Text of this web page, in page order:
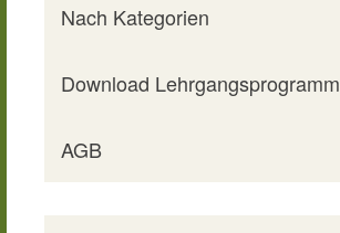
Nach Kategorien
Download Lehrgangsprogramm
AGB